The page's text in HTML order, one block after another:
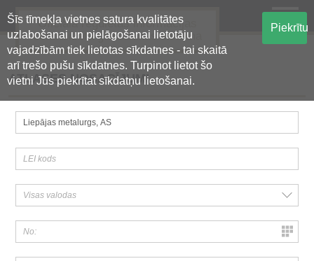
Šīs tīmekļa vietnes satura kvalitātes
uzlabošanai un pielāgošanai lietotāju
vajadzībām tiek lietotas sīkdatnes - tai skaitā
arī trešo pušu sīkdatnes. Turpinot lietot šo
vietni Jūs piekrītat sīkdatņu lietošanai.
Piekrītu
Oficiālā regulētās informācijas
centralizētā glabāšanas sistēma
ATLASES NOSACĪJUMI